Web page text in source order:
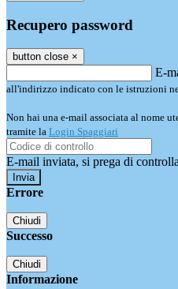
Recupero password
button close ×
E-
all'indirizzo indicato con le istruzioni
Non hai una e-mail associata al nome
tramite la Login Spaggiari
E-mail inviata, si prega di
Errore
Chiudi
Successo
Chiudi
Informazione